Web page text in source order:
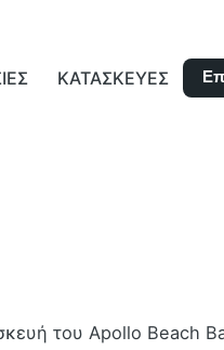
ΚΑΤΑΣΚΕΥΕΣ
του Apollo Beach